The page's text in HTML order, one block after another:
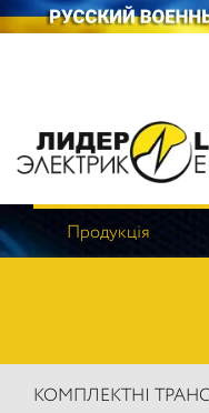
Продукція
КОМПЛЕКТНІ